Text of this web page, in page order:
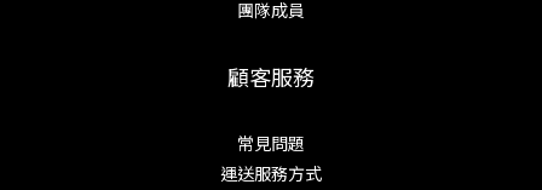
團隊成員
顧客服務
常見問題
運送服務方式